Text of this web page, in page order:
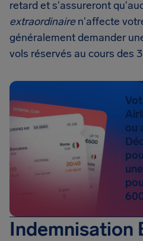
retard et s'assureront
extraordinairen'affecte
généralement demander
vols réservés au cours des
ou
Indemnisation